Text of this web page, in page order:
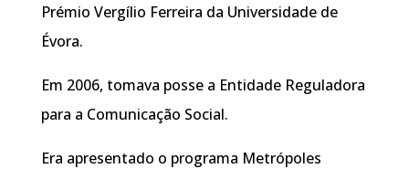
Prémio Vergílio Ferreira da Universidade de
Évora.
Em 2006, tomava posse a Entidade Reguladora
para a Comunicação Social.
Era apresentado o programa Metrópoles